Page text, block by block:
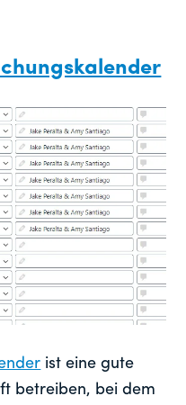
ist eine gute
betreiben, bei dem